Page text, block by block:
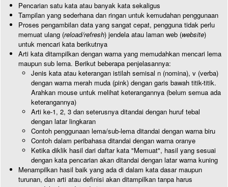
Pencarian satu kata atau banyak kata sekaligus
Tampilan yang sederhana dan ringan untuk kemudahan penggunaan
Proses pengambilan data yang sangat cepat, pengguna tidak perlu
memuat ulang (reload/refresh) jendela atau laman web (website)
untuk mencari kata berikutnya
Arti kata ditampilkan dengan warna yang memudahkan mencari lema
maupun sub lema. Berikut beberapa penjelasannya:
Jenis kata atau keterangan istilah semisal n (nomina), v (verba)
dengan warna merah muda (pink) dengan garis bawah titik-titik.
Arahkan mouse untuk melihat keterangannya (belum semua ada
keterangannya)
Arti ke-1, 2, 3 dan seterusnya ditandai dengan huruf tebal
dengan latar lingkaran
Contoh penggunaan lema/sub-lema ditandai dengan warna biru
Contoh dalam peribahasa ditandai dengan warna oranye
Ketika diklik hasil dari daftar kata "Memuat", hasil yang sesuai
dengan kata pencarian akan ditandai dengan latar warna kuning
Menampilkan hasil baik yang ada di dalam kata dasar maupun
turunan, dan arti atau definisi akan ditampilkan tanpa harus